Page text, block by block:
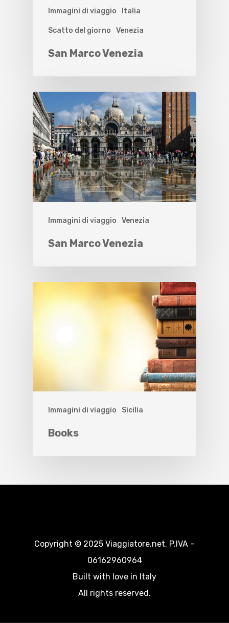
Immagini di viaggio Italia
Scatto del giorno Venezia
San Marco Venezia
Immagini di viaggio Venezia
San Marco Venezia
Immagini di viaggio Sicilia
Books
Copyright © 2025 Viaggiatore.net. P.IVA –
06162960964
Built with love in Italy
All rights reserved.